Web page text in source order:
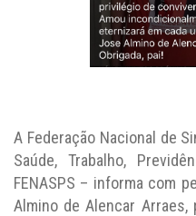
A Federação Nacional de
Saúde, Trabalho,
FENASPS – informa com
Almino de Alencar Arraes,